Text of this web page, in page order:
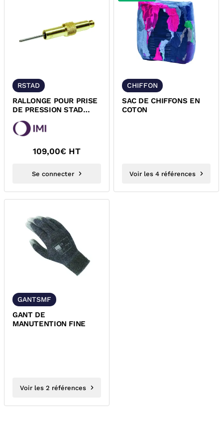
RSTAD
RALLONGE POUR PRISE
DE PRESSION STAD
STAF IMI
109,00€ HT
Se connecter
CHIFFON
SAC DE CHIFFONS EN
COTON
Voir les 4 références
GANTSMF
GANT DE
MANUTENTION FINE
Voir les 2 références